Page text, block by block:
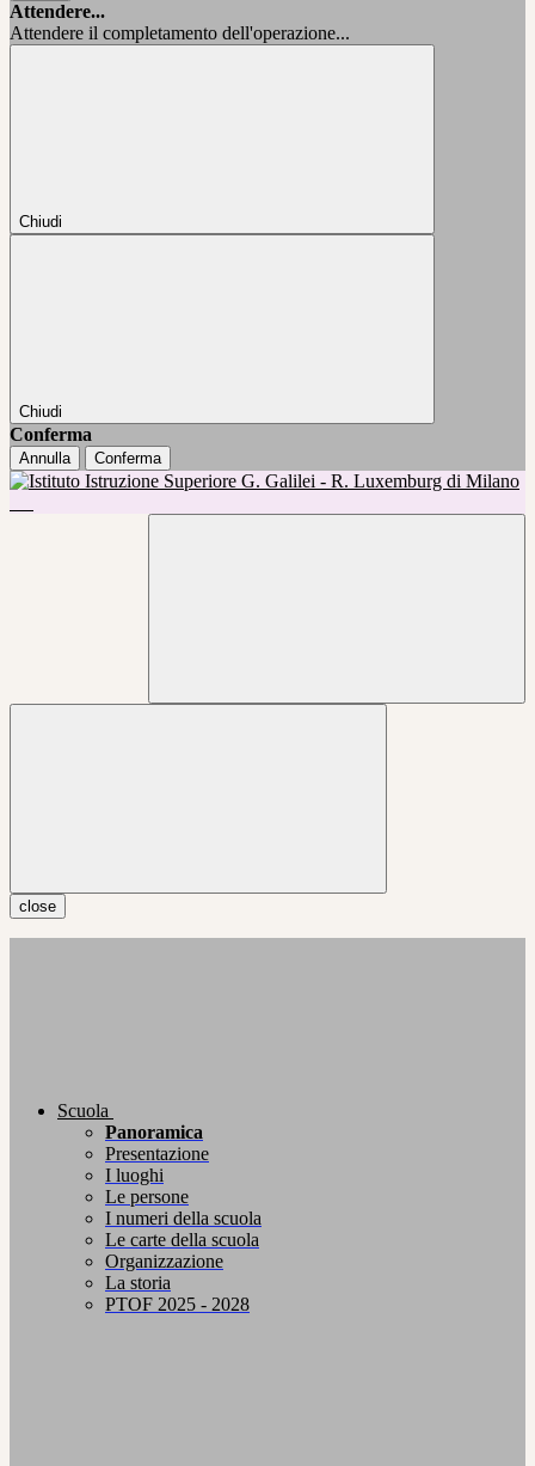
Attendere...
Attendere il completamento dell'operazione...
Chiudi
Chiudi
Conferma
Annulla Conferma
close
Scuola
Panoramica
Presentazione
I luoghi
Le persone
I numeri della scuola
Le carte della scuola
Organizzazione
La storia
PTOF 2025 - 2028